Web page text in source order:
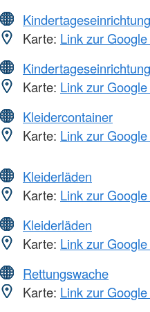
Kindertageseinrichtung
Karte: Link zur
Kindertageseinrichtung
Karte: Link zur
Kleidercontainer
Karte: Link zur
Kleiderläden
Karte: Link zur
Kleiderläden
Karte: Link zur
Rettungswache
Karte: Link zur